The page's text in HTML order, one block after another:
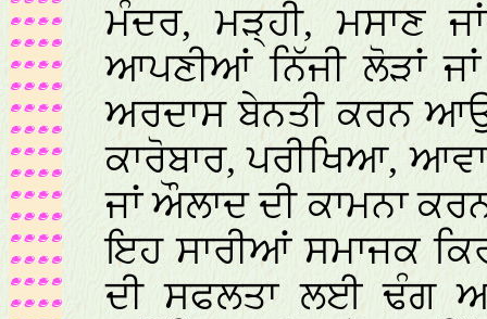
ਮੰਦਰ, ਮੜ੍ਹੀ, ਮਸਾਣ
ਆਪਣੀਆਂ ਨਿੱਜੀ ਲੋੜਾਂ
ਅਰਦਾਸ ਬੇਨਤੀ ਕਰਨ
ਕਾਰੋਬਾਰ, ਪਰੀਖਿਆ,
ਜਾਂ ਔਲਾਦ ਦੀ ਕਾਮਨਾ
ਇਹ ਸਾਰੀਆਂ ਸਮਾਜਕ
ਦੀ ਸਫਲਤਾ ਲਈ ਢੰਗ